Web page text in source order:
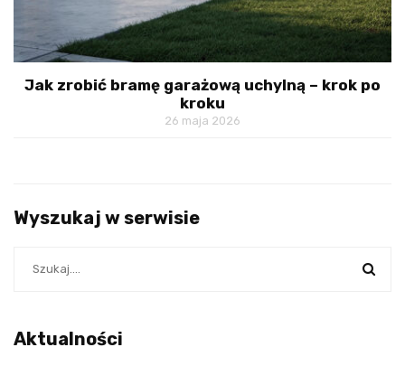
Jak zrobić bramę garażową uchylną – krok po
kroku
26 maja 2026
Wyszukaj w serwisie
Aktualności